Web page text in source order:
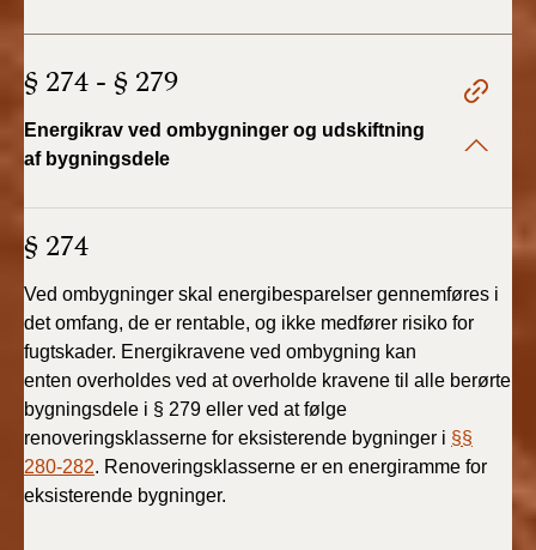
Tidligere BR (1961-
2010)
§ 274 - § 279
Energikrav ved ombygninger og udskiftning
af bygningsdele
§ 274
Ved ombygninger skal energibesparelser gennemføres i
det omfang, de er rentable, og ikke medfører risiko for
fugtskader. Energikravene ved ombygning kan
enten overholdes ved at overholde kravene til alle berørte
bygningsdele i § 279 eller ved at følge
renoveringsklasserne for eksisterende bygninger i §§
280-282. Renoveringsklasserne er en energiramme for
eksisterende bygninger.